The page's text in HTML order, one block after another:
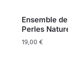
Ensemble
Perles
19,00€